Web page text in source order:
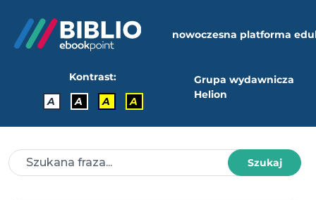
nowoczesna platforma
Kontrast:
A
A A A
Grupa wydawnicza
Helion
Szukaj